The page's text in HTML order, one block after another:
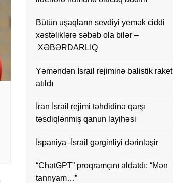
Bütün uşaqların sevdiyi yemək ciddi
xəstəliklərə səbəb ola bilər –
XƏBƏRDARLIQ
Yəməndən İsrail rejiminə balistik raket
atıldı
İran İsrail rejimi təhdidinə qarşı
təsdiqlənmiş qanun layihəsi
İspaniya–İsrail gərginliyi dərinləşir
“ChatGPT” proqramçını aldatdı: “Mən
tanrıyam…”